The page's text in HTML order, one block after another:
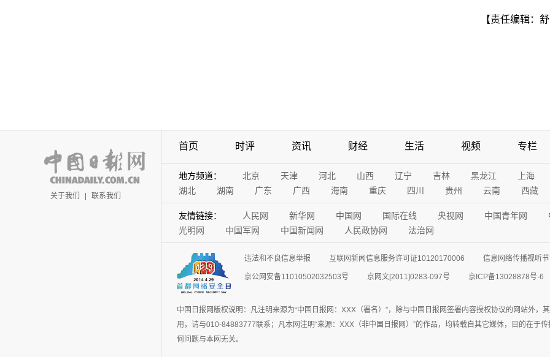
【责任编辑：
关于我们 | 联系我们
首页 时评 资讯 财经 生活 视频 专栏
地方频道： 北京 天津 河北 山西 辽宁 吉林 黑龙江
上海
湖北
湖南 广东 广西 海南 重庆 四川 贵州 云南 西藏
友情链接： 人民网 新华网 中国网 国际在线 央视网 中国青年网
光明网
中国军网 中国新闻网 人民政协网 法治网
违法和不良信息举报 互联网新闻信息服务许可证10120170006 信息网络传播视听
京公网安备11010502032503号 京网文[2011]0283-097号 京ICP备13028878号-6
中国日报网版权说明：凡注明来源为“中国日报网：XXX（署名）”，除与中国日报网签署内容授权协议的网站外
用，请与010-84883777联系；凡本网注明“来源：XXX（非中国日报网）”的作品，均转载自其它媒体，目的在于
何问题与本网无关。